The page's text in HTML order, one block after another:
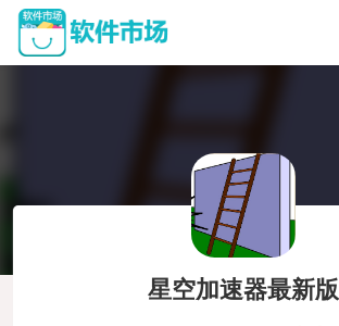
星空加速器最新版